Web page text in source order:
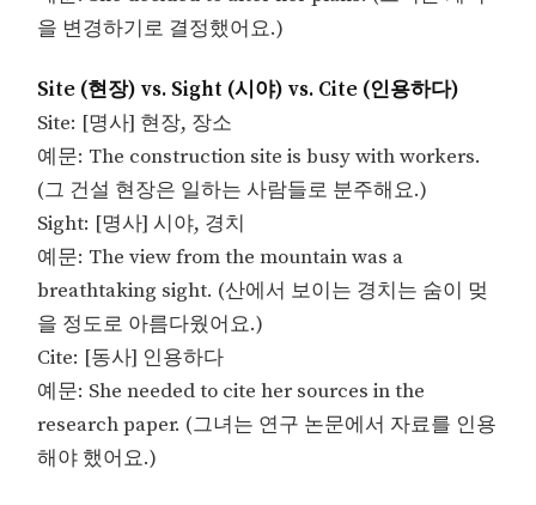
을 변경하기로 결정했어요.)
Site (현장) vs. Sight (시야) vs. Cite (인용하다)
Site: [명사] 현장, 장소
예문: The construction site is busy with workers.
(그 건설 현장은 일하는 사람들로 분주해요.)
Sight: [명사] 시야, 경치
예문: The view from the mountain was a
breathtaking sight. (산에서 보이는 경치는 숨이 멎
을 정도로 아름다웠어요.)
Cite: [동사] 인용하다
예문: She needed to cite her sources in the
research paper. (그녀는 연구 논문에서 자료를 인용
해야 했어요.)